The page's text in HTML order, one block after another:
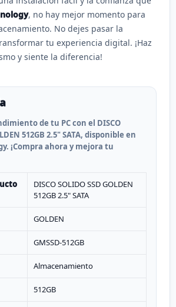
, no hay mejor momento para
No dejes pasar la
tu experiencia digital. ¡Haz
y siente la diferencia!
de tu PC con el DISCO
512GB 2.5" SATA, disponible en
¡Compra ahora y mejora tu
DISCO SOLIDO SSD GOLDEN
512GB 2.5" SATA
GOLDEN
GMSSD-512GB
Almacenamiento
512GB